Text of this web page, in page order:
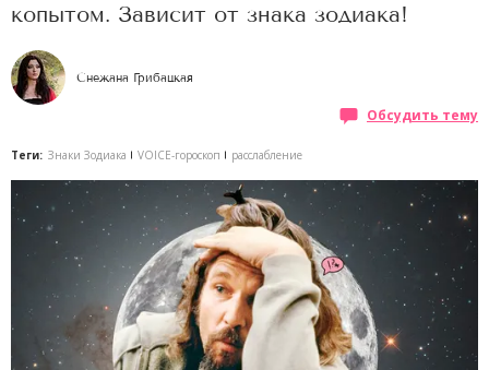
копытом. Зависит от знака зодиака!
Снежана Грибацкая
Обсудить тему
Теги: Знаки Зодиака VOICE-гороскоп расслабление